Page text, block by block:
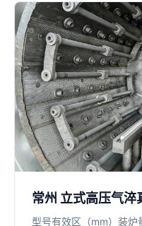
常州 立式高压气淬
型号有效区（mm）装